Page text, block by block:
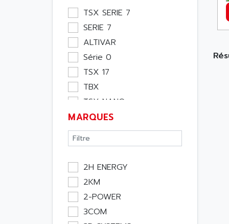
Module Métier
Moteur
Pupitre Opérateur
Rack
Etude
Software
Variateur
Actif
Consommable
Energie
Optoélectronique
Passif
Bureau
TSX SERIE 7
SERIE 7
ALTIVAR
Série 0
TSX 17
TBX
TSX NANO
TSX PREMIUM
ASI
APRIL 5000
XUD
TSX MICRO
MAGELIS
TCCX
CCX17
MARQUES
2H ENERGY
2KM
2-POWER
3COM